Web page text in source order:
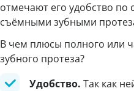
отмечают его удобство
съёмными зубными
В чем плюсы полного или
зубного протеза?
Удобство. Так как